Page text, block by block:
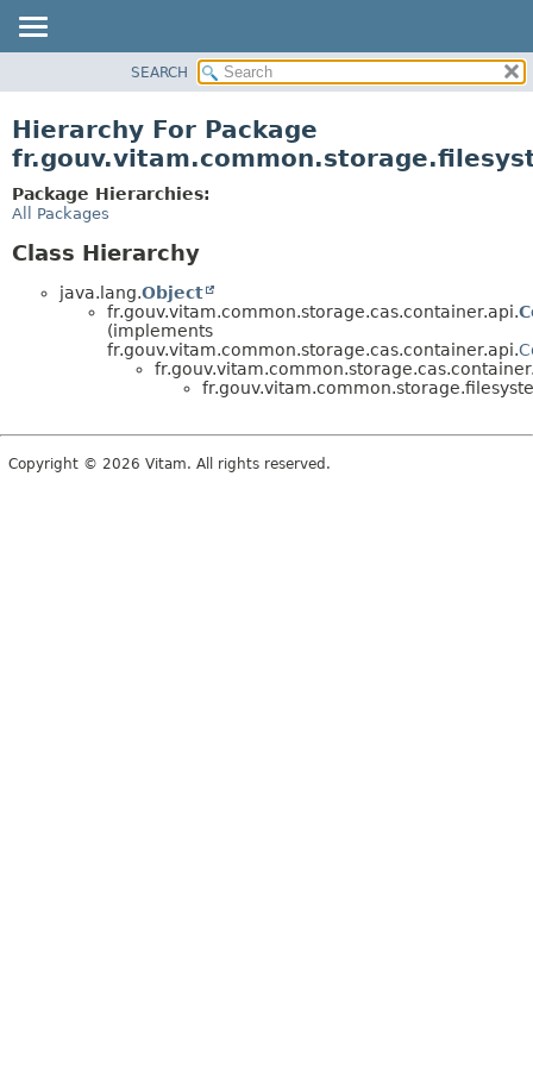
CLASS
TREE
DEPRECATED
SEARCH
Hierarchy For Package
Package Hierarchies:
All Packages
Class Hierarchy
java.lang.Object
fr.gouv.vitam.common.storage.cas.container.api.
(implements
fr.gouv.vitam.common.storage.cas.container.api.
Copyright © 2026 Vitam. All rights reserved.